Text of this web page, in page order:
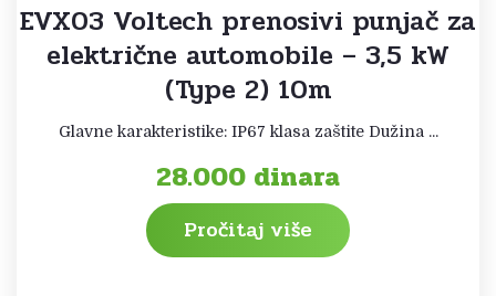
EVX03 Voltech prenosivi punjač za
električne automobile – 3,5 kW
(Type 2) 10m
Glavne karakteristike: IP67 klasa zaštite Dužina ...
28.000 dinara
Pročitaj više